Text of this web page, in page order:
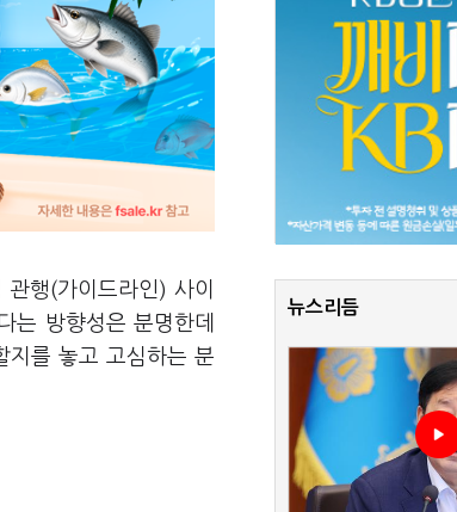
행(가이드라인) 사이
는 방향성은 분명한데
지를 놓고 고심하는 분
뉴스리듬